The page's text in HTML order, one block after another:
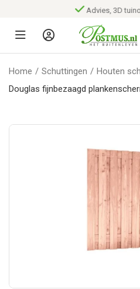
Advies, 3D
Home / Schuttingen / Houten
Douglas fijnbezaagd